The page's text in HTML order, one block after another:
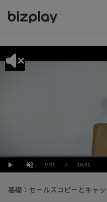
Play UnmuteCurrent
0:01 / Duration
16:01
Loaded:
3.75%
基礎：セールスコピーとキャ